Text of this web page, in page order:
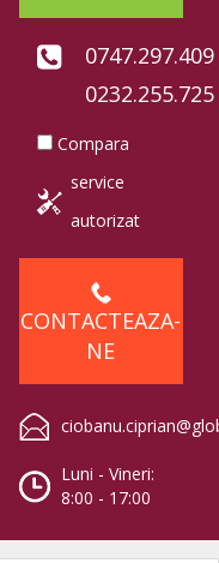
0747.297.409
0232.255.725
Compara
service
autorizat
CONTACTEAZA-
NE
Luni - Vineri:
8:00 - 17:00